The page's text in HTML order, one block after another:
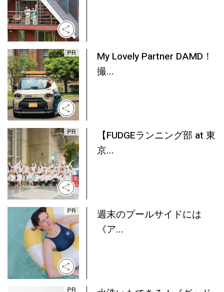
My Lovely Partner DAMD！
撮...
【FUDGEランニング部 at 東
京...
週末のプールサイドには
《ア...